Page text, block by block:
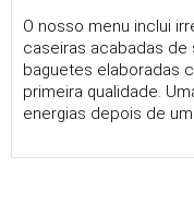
O nosso menu inclui
caseiras acabadas de
baguetes elaboradas
primeira qualidade.
energias depois de